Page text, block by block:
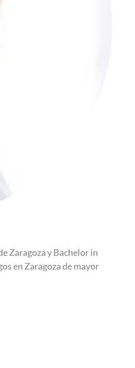
Zaragoza y Bachelor in
en Zaragoza de mayor